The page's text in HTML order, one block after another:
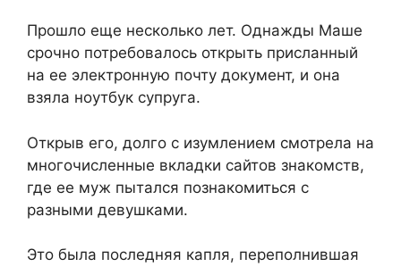
Прошло еще несколько лет. Однажды Маше
срочно потребовалось открыть присланный
на ее электронную почту документ, и она
взяла ноутбук супруга.
Открыв его, долго с изумлением смотрела на
многочисленные вкладки сайтов знакомств,
где ее муж пытался познакомиться с
разными девушками.
Это была последняя капля, переполнившая